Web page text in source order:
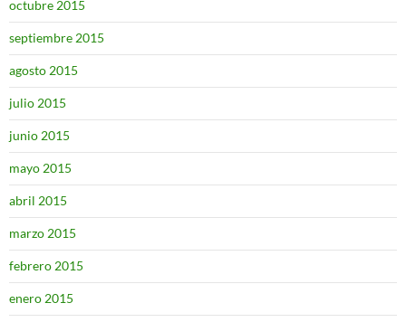
octubre 2015
septiembre 2015
agosto 2015
julio 2015
junio 2015
mayo 2015
abril 2015
marzo 2015
febrero 2015
enero 2015